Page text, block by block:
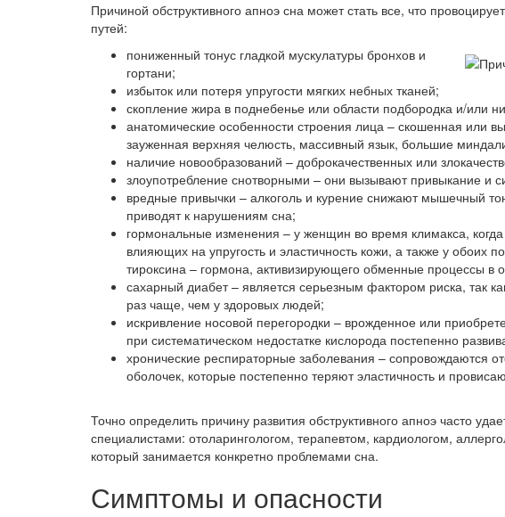
Причиной обструктивного апноэ сна может стать все, что
путей:
пониженный тонус гладкой мускулатуры бронхов и
гортани;
избыток или потеря упругости мягких небных тканей;
скопление жира в поднебенье или области подбородка и/или
анатомические особенности строения лица – скошенная или
зауженная верхняя челюсть, массивный язык, большие
наличие новообразований – доброкачественных или
злоупотребление снотворными – они вызывают привыкание и
вредные привычки – алкоголь и курение снижают мышечный
приводят к нарушениям сна;
гормональные изменения – у женщин во время климакса, когда
влияющих на упругость и эластичность кожи, а также у обоих
тироксина – гормона, активизирующего обменные процессы в
сахарный диабет – является серьезным фактором риска, так
раз чаще, чем у здоровых людей;
искривление носовой перегородки – врожденное или
при систематическом недостатке кислорода постепенно
хронические респираторные заболевания – сопровождаются
оболочек, которые постепенно теряют эластичность и
Точно определить причину развития обструктивного апноэ часто
специалистами: отоларингологом, терапевтом, кардиологом,
который занимается конкретно проблемами сна.
Симптомы и опасности